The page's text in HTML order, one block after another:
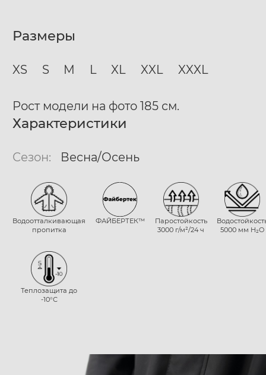
Размеры
XS S M L XL XXL XXXL
Рост модели на фото 185 см.
Характеристики
Сезон: Весна/Осень
Водоотталкивающая
пропитка
ФАЙБЕРТЕК™
Паростойкость
3000 г/м²/24 ч
5000 мм H₂O
Теплозащита до
-10°С